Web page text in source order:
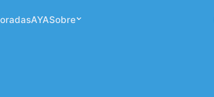
AYASobre